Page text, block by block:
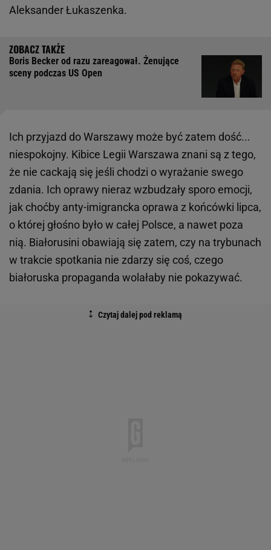
Aleksander Łukaszenka.
Boris Becker od razu zareagował. Żenujące
sceny podczas US Open
Ich przyjazd do Warszawy może być zatem dość...
niespokojny. Kibice Legii Warszawa znani są z tego,
że nie cackają się jeśli chodzi o wyrażanie swego
zdania. Ich oprawy nieraz wzbudzały sporo emocji,
jak choćby anty-imigrancka oprawa z końcówki lipca,
o której głośno było w całej Polsce, a nawet poza
nią. Białorusini obawiają się zatem, czy na trybunach
w trakcie spotkania nie zdarzy się coś, czego
białoruska propaganda wolałaby nie pokazywać.